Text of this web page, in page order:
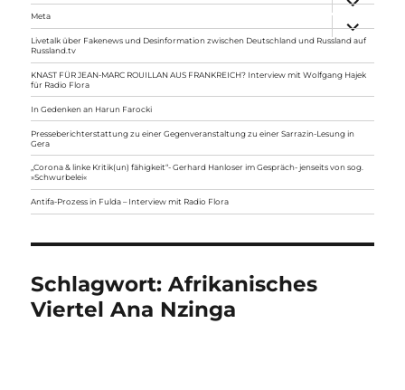
anzeigen
Meta
anzeigen
Livetalk über Fakenews und Desinformation zwischen Deutschland und Russland auf
Russland.tv
KNAST FÜR JEAN-MARC ROUILLAN AUS FRANKREICH? Interview mit Wolfgang Hajek
für Radio Flora
In Gedenken an Harun Farocki
Presseberichterstattung zu einer Gegenveranstaltung zu einer Sarrazin-Lesung in
Gera
„Corona & linke Kritik(un) fähigkeit“- Gerhard Hanloser im Gespräch- jenseits von sog.
»Schwurbelei«
Antifa-Prozess in Fulda – Interview mit Radio Flora
Schlagwort:Afrikanisches
Viertel Ana Nzinga